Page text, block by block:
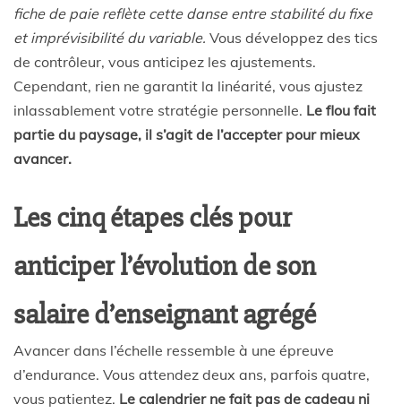
fiche de paie reflète cette danse entre stabilité du fixe
et imprévisibilité du variable. Vous développez des tics
de contrôleur, vous anticipez les ajustements.
Cependant, rien ne garantit la linéarité, vous ajustez
inlassablement votre stratégie personnelle. Le flou fait
partie du paysage, il s’agit de l’accepter pour mieux
avancer.
Les cinq étapes clés pour
anticiper l’évolution de son
salaire d’enseignant agrégé
Avancer dans l’échelle ressemble à une épreuve
d’endurance. Vous attendez deux ans, parfois quatre,
vous patientez. Le calendrier ne fait pas de cadeau ni